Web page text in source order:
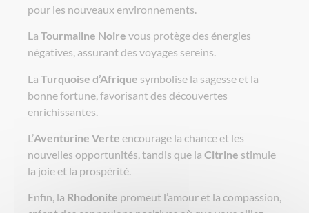
pour les nouveaux environnements.
La Tourmaline Noire vous protège des énergies
négatives, assurant des voyages sereins.
La Turquoise d’Afrique symbolise la sagesse et la
bonne fortune, favorisant des découvertes
enrichissantes.
L’Aventurine Verte encourage la chance et les
nouvelles opportunités, tandis que la Citrine stimule
la joie et la prospérité.
Enfin, la Rhodonite promeut l’amour et la compassion,